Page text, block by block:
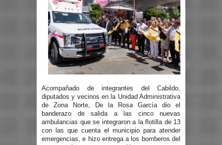
Acompañado de integrantes del Cabildo,
diputados y vecinos en la Unidad Administrativa
de Zona Norte, De la Rosa García dio el
banderazo de salida a las cinco nuevas
ambulancias que se integraron a la flotilla de 13
con las que cuenta el municipio para atender
emergencias, e hizo entrega a los bomberos del